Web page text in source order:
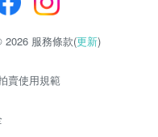
2026 服務條款(更新)
賣使用規範